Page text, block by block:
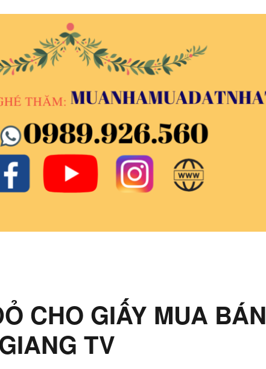
CHO GIẤY MUA BÁN
TV